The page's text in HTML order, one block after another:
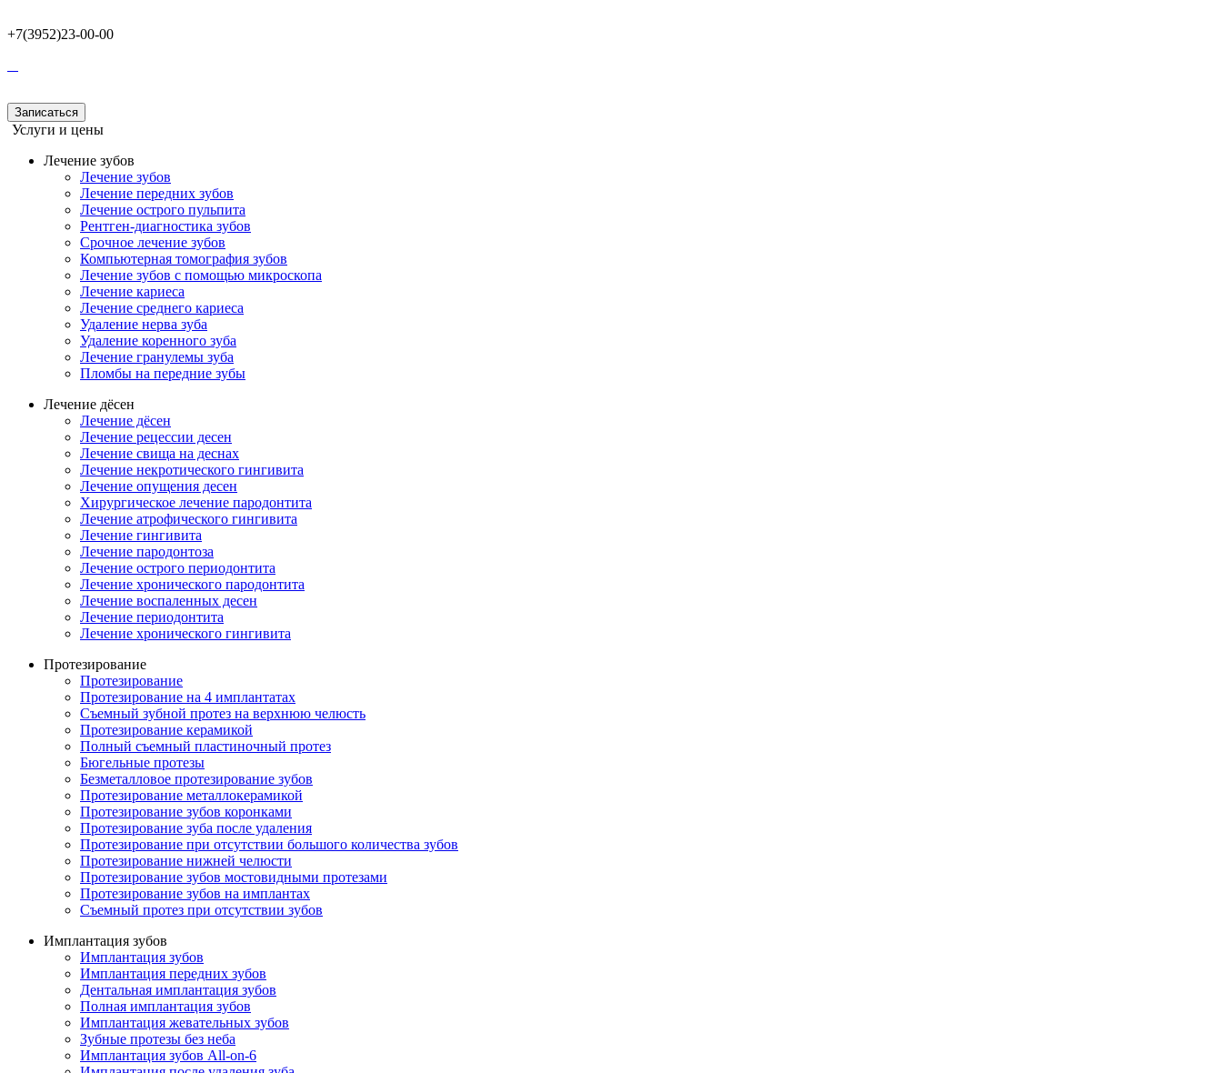
+7(3952)23-00-00
Записаться
Услуги и цены
Лечение зубов
Лечение зубов
Лечение передних зубов
Лечение острого пульпита
Рентген-диагностика зубов
Срочное лечение зубов
Компьютерная томография зубов
Лечение зубов с помощью микроскопа
Лечение кариеса
Лечение среднего кариеса
Удаление нерва зуба
Удаление коренного зуба
Лечение гранулемы зуба
Пломбы на передние зубы
Лечение дёсен
Лечение дёсен
Лечение рецессии десен
Лечение свища на деснах
Лечение некротического гингивита
Лечение опущения десен
Хирургическое лечение пародонтита
Лечение атрофического гингивита
Лечение гингивита
Лечение пародонтоза
Лечение острого периодонтита
Лечение хронического пародонтита
Лечение воспаленных десен
Лечение периодонтита
Лечение хронического гингивита
Протезирование
Протезирование
Протезирование на 4 имплантатах
Съемный зубной протез на верхнюю челюсть
Протезирование керамикой
Полный съемный пластиночный протез
Бюгельные протезы
Безметалловое протезирование зубов
Протезирование металлокерамикой
Протезирование зубов коронками
Протезирование зуба после удаления
Протезирование при отсутствии большого количества зубов
Протезирование нижней челюсти
Протезирование зубов мостовидными протезами
Протезирование зубов на имплантах
Съемный протез при отсутствии зубов
Имплантация зубов
Имплантация зубов
Имплантация передних зубов
Дентальная имплантация зубов
Полная имплантация зубов
Имплантация жевательных зубов
Зубные протезы без неба
Имплантация зубов All-on-6